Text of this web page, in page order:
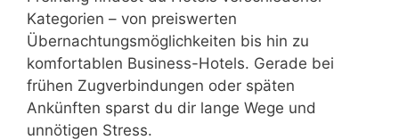
Kategorien – von preiswerten
Übernachtungsmöglichkeiten bis hin zu
komfortablen Business-Hotels. Gerade bei
frühen Zugverbindungen oder späten
Ankünften sparst du dir lange Wege und
unnötigen Stress.